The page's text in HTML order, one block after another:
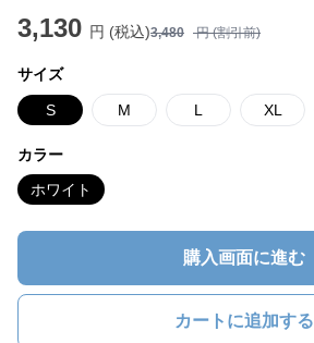
3,130 円 (税込)3,480 円 (割引前)
サイズ
S M L XL
カラー
ホワイト
購入画面に進む
カートに追加する